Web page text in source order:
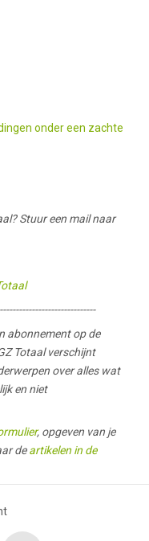
onder een zachte
Stuur een mail naar
abonnement op de
Totaal verschijnt
over alles wat
en niet
, opgeven van je
deartikelen in de